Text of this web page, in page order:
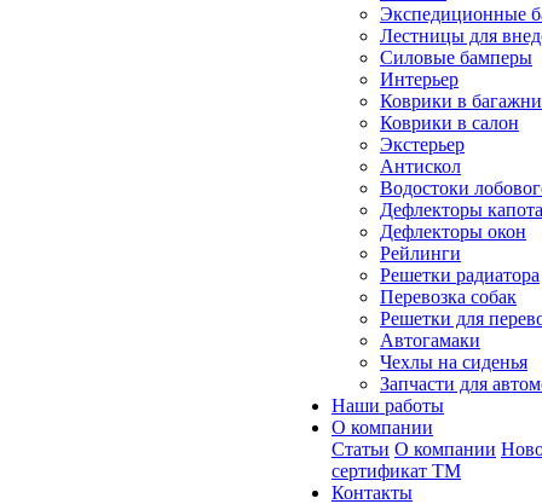
Экспедиционные
Лестницы для
Силовые бамперы
Интерьер
Коврики в
Коврики в салон
Экстерьер
Антискол
Водостоки
Дефлекторы капота
Дефлекторы окон
Рейлинги
Решетки радиатора
Перевозка собак
Решетки для
Автогамаки
Чехлы на сиденья
Запчасти для
Наши работы
О компании
Статьи О компании
сертификат ТМ
Контакты